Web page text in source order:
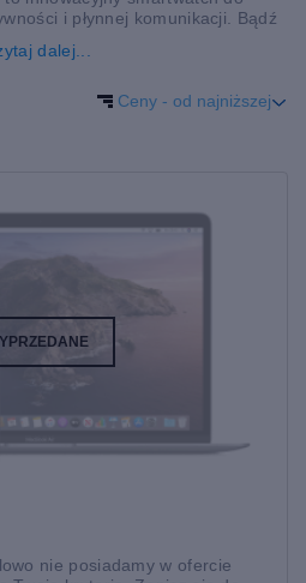
i płynnej komunikacji. Bądź
który jest nowoczesnym,
wyborem bez kompromisów w
przez nas produkty są w
6 więcej niż zegarek.
Cię od noszenia telefonu w dłoni.
Watch Series 6 możesz łatwo
wiadomości i połączenia, a także
wiadomości bez konieczności
Nie musisz się już martwić, że
wiadomości i połączenia,
a pomożemy Ci znaleźć
zegarku. Oprócz tradycyjnych
zegarek daje możliwość
i aktywności oraz poprawy stylu
urządzeniu na nadgarstek.
funkcji w małym opakowaniu.
dalej...
Ceny - od najniższej
nie posiadamy w ofercie